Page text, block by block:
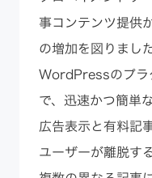
事コンテンツ提供
の増加を図りまし
WordPressのプラ
で、迅速かつ簡単
広告表示と有料記
ユーザーが離脱す